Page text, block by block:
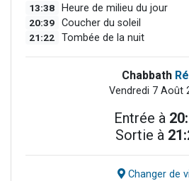
13:38 Heure de milieu du jour
20:39 Coucher du soleil
21:22 Tombée de la nuit
Chabbath
Vendredi 7 Août
Entrée à
Sortie à
Changer de